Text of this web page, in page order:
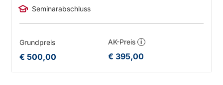
Seminarabschluss
Grundpreis
€ 500,00
AK-Preis i
€ 395,00